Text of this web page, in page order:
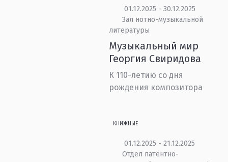
01.12.2025 - 30.12.2025
Зал нотно-музыкальной
литературы
Музыкальный мир
Георгия Свиридова
К 110-летию со дня
рождения композитора
КНИЖНЫЕ
01.12.2025 - 21.12.2025
Отдел патентно-